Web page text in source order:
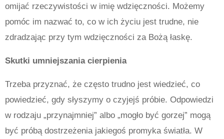
omijać rzeczywistości w imię wdzięczności. Możemy
pomóc im nazwać to, co w ich życiu jest trudne, nie
zdradzając przy tym wdzięczności za Bożą łaskę.
Skutki umniejszania cierpienia
Trzeba przyznać, że często trudno jest wiedzieć, co
powiedzieć, gdy słyszymy o czyjejś próbie. Odpowiedzi
w rodzaju „przynajmniej” albo „mogło być gorzej” mogą
być próbą dostrzeżenia jakiegoś promyka światła. W